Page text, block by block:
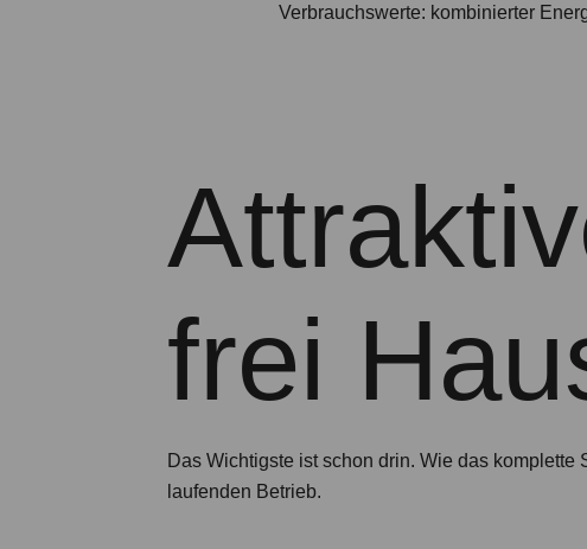
Verbrauchswerte: kombinierter
frei
Das Wichtigste ist schon drin. Wie das komplette
laufenden Betrieb.